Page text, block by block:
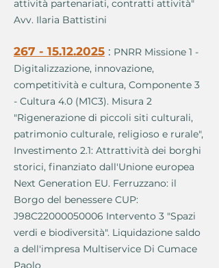
attività partenariati, contratti attività"
Avv. Ilaria Battistini
267 - 15.12.2025 : PNRR Missione 1 -
Digitalizzazione, innovazione,
competitività e cultura, Componente 3
- Cultura 4.0 (M1C3). Misura 2
"Rigenerazione di piccoli siti culturali,
patrimonio culturale, religioso e rurale",
Investimento 2.1: Attrattività dei borghi
storici, finanziato dall'Unione europea
Next Generation EU. Ferruzzano: il
Borgo del benessere CUP:
J98C22000050006 Intervento 3 "Spazi
verdi e biodiversità". Liquidazione saldo
a dell'impresa Multiservice Di Cumace
Paolo